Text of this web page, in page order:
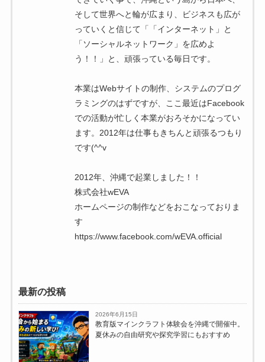
そして世界へと輪が広まり、ビジネスも広が
っていくと信じて「「インターネット」と
「ソーシャルネットワーク」を広めよ
う！！」と、頑張っている毎日です。
本業はWebサイトの制作、システムのプログ
ラミングのはずですが、ここ最近はFacebook
での活動が忙しく本業がおろそかになってい
ます。2012年は仕事もきちんと頑張るつもり
です(^^v
2012年、沖縄で起業しました！！
株式会社wEVA
ホームページの制作などをおこなっておりま
す
https://www.facebook.com/wEVA.official
最新の投稿
2026年6月15日
教育版マインクラフト体験会を沖縄で開催中。
夏休みの自由研究や探究学習にもおすすめ